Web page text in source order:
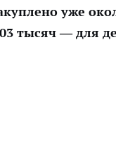
уже
тысяч — для